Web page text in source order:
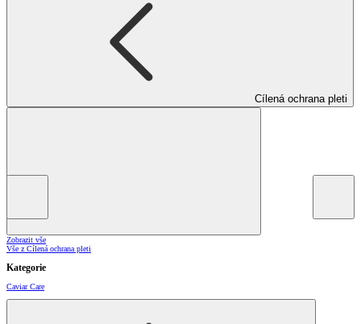
Cílená ochrana pleti
Zobrazit vše
Vše z Cílená ochrana pleti
Kategorie
Caviar Care